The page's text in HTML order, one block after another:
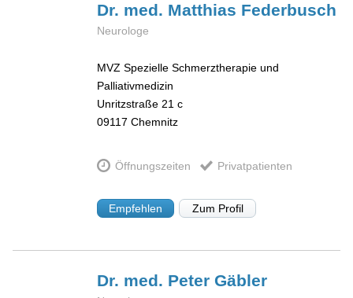
Dr. med. Matthias Federbusch
Neurologe
MVZ Spezielle Schmerztherapie und
Palliativmedizin
Unritzstraße 21 c
09117 Chemnitz
Öffnungszeiten Privatpatienten
Empfehlen Zum Profil
Dr. med. PeterGäbler